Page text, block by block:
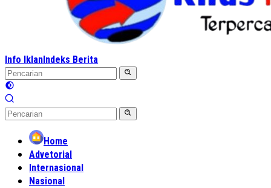
Info IklanIndeks Berita
Home
Advetorial
Internasional
Nasional